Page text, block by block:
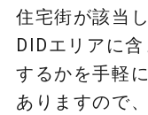
住宅街が該当
DIDエリアに
するかを手軽
ありますので